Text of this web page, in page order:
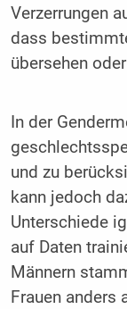
Verzerrungen
dass
übersehen
In der
und zu
kann jedoch
Unterschiede
auf Daten
Männern
Frauen anders